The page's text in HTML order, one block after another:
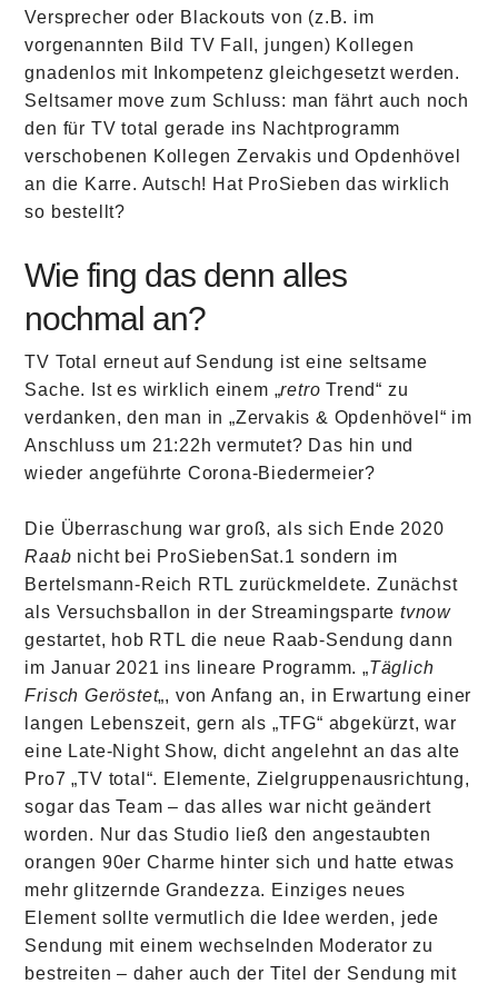
Versprecher oder Blackouts von (z.B. im
vorgenannten Bild TV Fall, jungen) Kollegen
gnadenlos mit Inkompetenz gleichgesetzt werden.
Seltsamer move zum Schluss: man fährt auch noch
den für TV total gerade ins Nachtprogramm
verschobenen Kollegen Zervakis und Opdenhövel
an die Karre. Autsch! Hat ProSieben das wirklich
so bestellt?
Wie fing das denn alles
nochmal an?
TV Total erneut auf Sendung ist eine seltsame
Sache. Ist es wirklich einem „retro Trend“ zu
verdanken, den man in „Zervakis & Opdenhövel“ im
Anschluss um 21:22h vermutet? Das hin und
wieder angeführte Corona-Biedermeier?
Die Überraschung war groß, als sich Ende 2020
Raab nicht bei ProSiebenSat.1 sondern im
Bertelsmann-Reich RTL zurückmeldete. Zunächst
als Versuchsballon in der Streamingspartetvnow
gestartet, hob RTL die neue Raab-Sendung dann
im Januar 2021 ins lineare Programm. „Täglich
Frisch Geröstet„, von Anfang an, in Erwartung einer
langen Lebenszeit, gern als „TFG“ abgekürzt, war
eine Late-Night Show, dicht angelehnt an das alte
Pro7 „TV total“. Elemente, Zielgruppenausrichtung,
sogar das Team – das alles war nicht geändert
worden. Nur das Studio ließ den angestaubten
orangen 90er Charme hinter sich und hatte etwas
mehr glitzernde Grandezza. Einziges neues
Element sollte vermutlich die Idee werden, jede
Sendung mit einem wechselnden Moderator zu
bestreiten – daher auch der Titel der Sendung mit